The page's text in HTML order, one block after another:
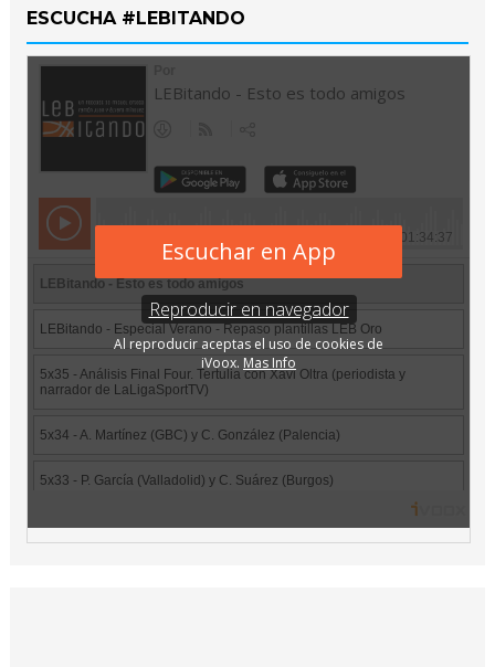
ESCUCHA #LEBITANDO